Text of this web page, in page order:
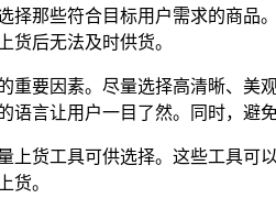
择那些符合目标用户需求的商品
货后无法及时供货。
重要因素。尽量选择高清晰、美
言让用户一目了然。同时，避
上货工具可供选择。这些工具可
货。